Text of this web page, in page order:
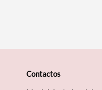
Contactos